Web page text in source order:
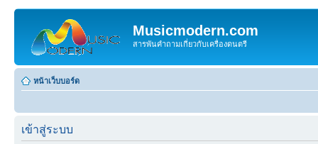
Musicmodern.com
สารพันคำถามเกี่ยวกับเครื่องดนตรี
หน้าเว็บบอร์ด
เข้าสู่ระบบ